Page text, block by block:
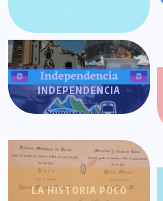
INDEPENDENCIA
LA HISTORIA POCO